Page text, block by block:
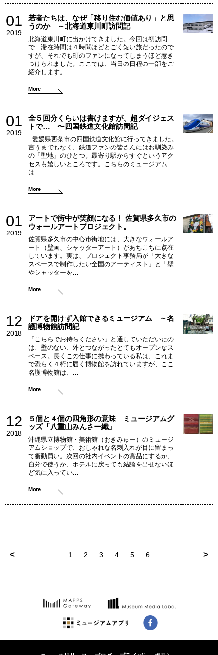
01
2019
若者たちは、なぜ「移り住む価値あり」と思
うのか ～北海道東川町訪問記
北海道東川町に出かけてきました。今回は初訪問
で、滞在時間は４時間ほどとごく短い旅だったので
すが、それでも町のファンになってしまうほど惹き
つけられました。ここでは、当日の日程の一部をご
紹介します。 …
More
01
2019
全５回分くらいは書けますが、超ダイジェス
トで… 〜四国鉄道文化館訪問記
愛媛県西条市の四国鉄道文化館に行ってきました。
言うまでもなく、鉄道ファンの皆さんにはお馴染み
の「聖地」のひとつ。最寄り駅からすぐというアク
セスも嬉しいところです。こちらのミュージアム
は…
More
01
2019
アートで街中が笑顔になる！ 佐賀県多久市の
ウォールアートプロジェクト。
佐賀県多久市の中心市街地には、大きなウォールア
ート（壁画、シャッターアート）があちこちに点在
しています。実は、プロジェクト事務局が「大きな
スペースで制作したい全国のアーティスト」と「壁
やシャッターを…
More
12
2018
ドアを開けず入館できるミュージアム ～名
護博物館訪問記
「こちらでお待ちください」と通していただいたの
は、壁のない、外とつながったとてもオープンなス
ペース。長くこの仕事に携わっている私は、これま
で恐らく４桁に届く博物館を訪れていますが、ここ
名護博物館は、…
More
12
2018
５個と４個の四角形の意味 ミュージアムグ
ッズ「八重山みんさー織」
沖縄県立博物館・美術館（おきみゅー）のミュージ
アムショップで、おしゃれな名刺入れが目に留まっ
て衝動買い。次回の社内イベントの賞品にするか、
自分で使うか、ホテルに戻っても結論を出せないほ
ど気に入ってい…
More
< 1 2 3 4 5 6 >